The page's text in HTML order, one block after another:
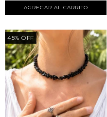
45% OFF